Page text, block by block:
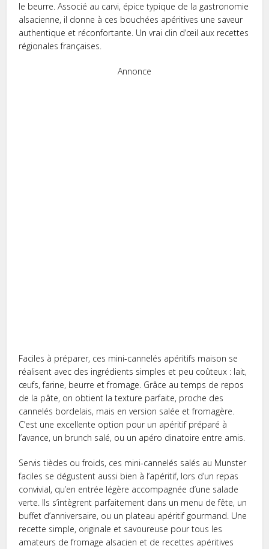
le beurre. Associé au carvi, épice typique de la gastronomie
alsacienne, il donne à ces bouchées apéritives une saveur
authentique et réconfortante. Un vrai clin d’œil aux recettes
régionales françaises.
Annonce
Faciles à préparer, ces mini-cannelés apéritifs maison se
réalisent avec des ingrédients simples et peu coûteux : lait,
œufs, farine, beurre et fromage. Grâce au temps de repos
de la pâte, on obtient la texture parfaite, proche des
cannelés bordelais, mais en version salée et fromagère.
C’est une excellente option pour un apéritif préparé à
l’avance, un brunch salé, ou un apéro dinatoire entre amis.
Servis tièdes ou froids, ces mini-cannelés salés au Munster
faciles se dégustent aussi bien à l’apéritif, lors d’un repas
convivial, qu’en entrée légère accompagnée d’une salade
verte. Ils s’intègrent parfaitement dans un menu de fête, un
buffet d’anniversaire, ou un plateau apéritif gourmand. Une
recette simple, originale et savoureuse pour tous les
amateurs de fromage alsacien et de recettes apéritives